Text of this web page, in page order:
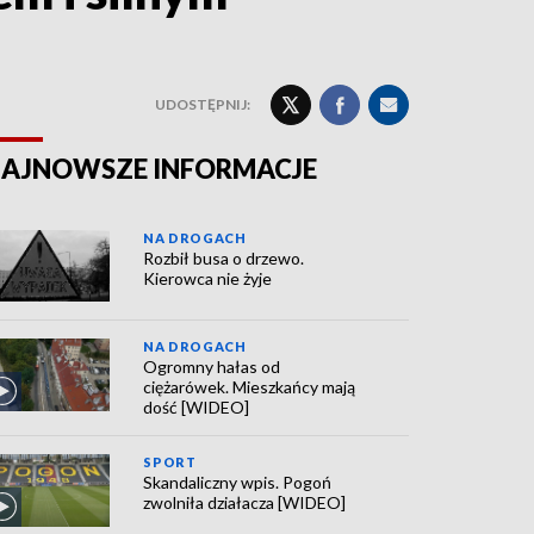
UDOSTĘPNIJ:
INFORMACJE
NA DROGACH
Rozbił busa o drzewo.
Kierowca nie żyje
NA DROGACH
Ogromny hałas od
ciężarówek. Mieszkańcy mają
dość [WIDEO]
SPORT
Skandaliczny wpis. Pogoń
zwolniła działacza [WIDEO]